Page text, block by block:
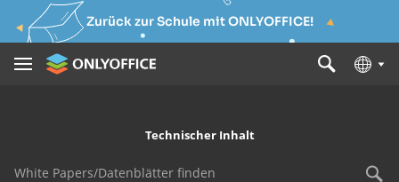
Zurück zur Schule mit ONLYOFFICE!
Technischer Inhalt
White Papers/Datenblätter finden